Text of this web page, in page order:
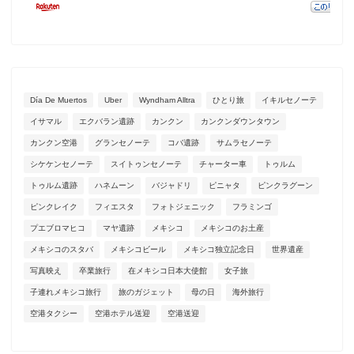
Día De Muertos Uber Wyndham Alltra ひとり旅 イキルセノーテ
イサマル エクバラン遺跡 カンクン カンクンダウンタウン
カンクン空港 グランセノーテ コバ遺跡 サムラセノーテ
シケケンセノーテ スイトゥンセノーテ チャーター車 トゥルム
トゥルム遺跡 ハネムーン バジャドリ ピニャタ ピンクラグーン
ピンクレイク フィエスタ フォトジェニック フラミンゴ
プエブロマヒコ マヤ遺跡 メキシコ メキシコのお土産
メキシコのスタバ メキシコビール メキシコ独立記念日 世界遺産
写真映え 卒業旅行 在メキシコ日本大使館 女子旅
子連れメキシコ旅行 旅のガジェット 母の日 海外旅行
空港タクシー 空港ホテル送迎 空港送迎